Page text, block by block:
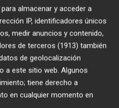
almacenar y acceder a
IP, identificadores únicos
medir anuncios y contenido,
de terceros (1913) también
de geolocalización
a este sitio web. Algunos
tiene derecho a
en cualquier momento en